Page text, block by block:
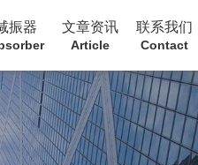
振器 文章资讯
Article
联系我们
Contact